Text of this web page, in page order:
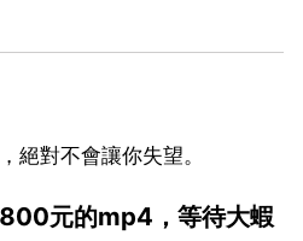
對不會讓你失望。
元的mp4，等待大蝦